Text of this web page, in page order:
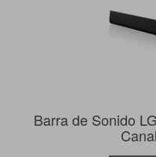
Barra de Sonido